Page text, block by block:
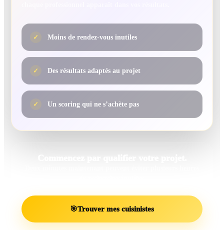
✓ Moins de rendez-vous inutiles
✓ Des résultats adaptés au projet
✓ Un scoring qui ne s’achète pas
🎯Trouver mes cuisinistes